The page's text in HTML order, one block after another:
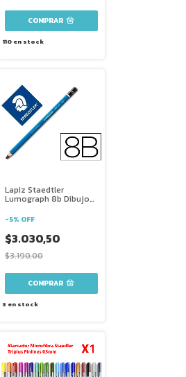
110en stock
Lapiz Staedtler
Lumograph 8b Dibujo
-5% OFF
$3.030,50
$3.190,00
3 en stock